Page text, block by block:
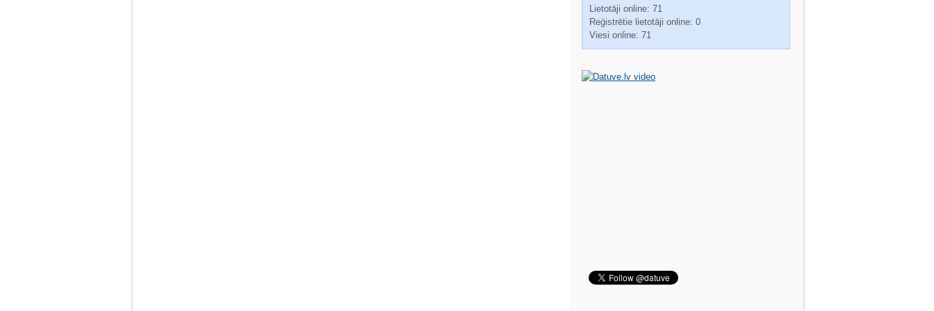
Lietotāji online: 71
Reģistrētie lietotāji online: 0
Viesi online: 71